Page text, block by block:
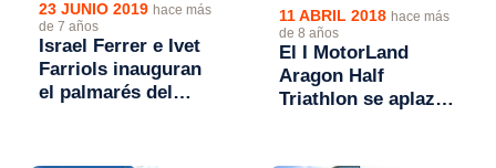
23 JUNIO 2019 hace más
de 7 años
Israel Ferrer e Ivet
Farriols inauguran
el palmarés del
11 ABRIL 2018 hace más
de 8 años
El I MotorLand
Aragon Half
Triathlon se aplaza